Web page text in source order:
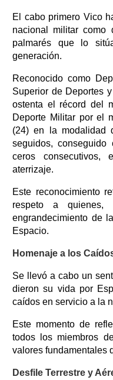
El cabo primero Vico
nacional militar
palmarés que lo
generación.
Reconocido como
Superior de Deportes
ostenta el récord del
Deporte Militar por el
(24) en la modalidad
seguidos,
ceros
aterrizaje.
Este reconocimiento
respeto a quienes,
engrandecimiento de
Espacio.
Homenaje a los
Se llevó a cabo un
dieron su vida por
caídos en servicio a la
Este momento de
todos los miembros
valores fundamentales
Desfile Terrestre y